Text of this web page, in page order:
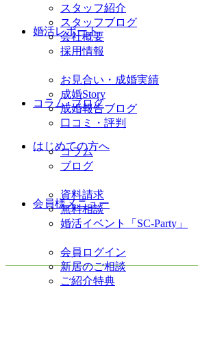
スタッフ紹介
スタッフブログ
会社概要
採用情報
婚活レポート
お見合い・成婚実績
成婚Story
成婚報告ブログ
口コミ・評判
コラム･ブログ
コラム
ブログ
はじめての方へ
資料請求
無料相談
婚活イベント「SC-Party」
会員様メニュー
会員ログイン
新居のご相談
ご紹介特典